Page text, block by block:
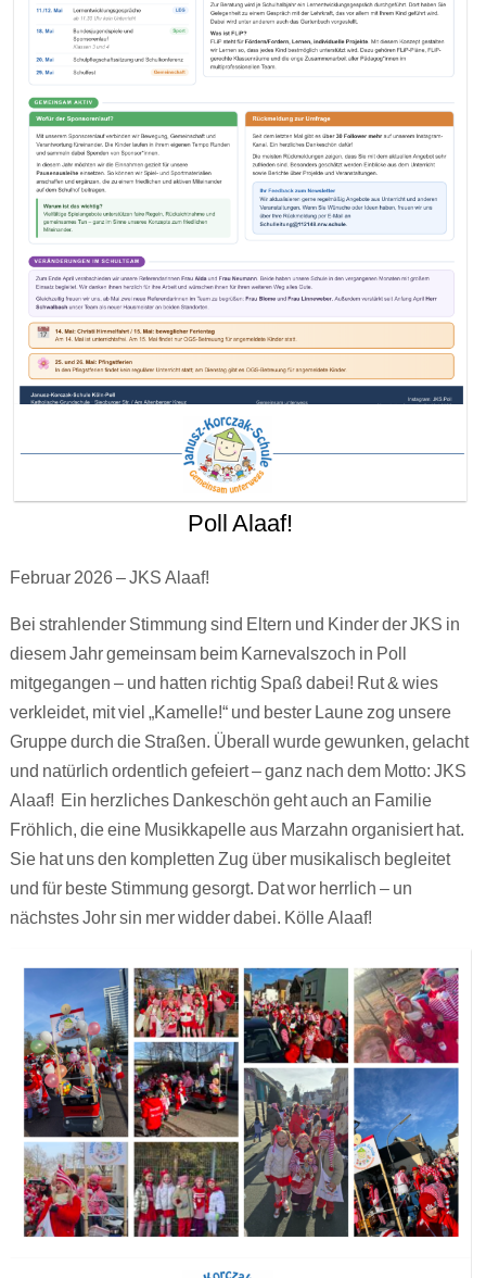
Poll Alaaf!
Februar 2026 – JKS Alaaf!
Bei strahlender Stimmung sind Eltern und Kinder der JKS in
diesem Jahr gemeinsam beim Karnevalszoch in Poll
mitgegangen – und hatten richtig Spaß dabei! Rut & wies
verkleidet, mit viel „Kamelle!“ und bester Laune zog unsere
Gruppe durch die Straßen. Überall wurde gewunken, gelacht
und natürlich ordentlich gefeiert – ganz nach dem Motto: JKS
Alaaf! Ein herzliches Dankeschön geht auch an Familie
Fröhlich, die eine Musikkapelle aus Marzahn organisiert hat.
Sie hat uns den kompletten Zug über musikalisch begleitet
und für beste Stimmung gesorgt. Dat wor herrlich – un
nächstes Johr sin mer widder dabei. Kölle Alaaf!